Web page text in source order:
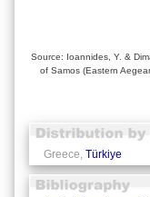
Source: Ioannides, Y. &
of Samos (Eastern
Greece, Türkiye